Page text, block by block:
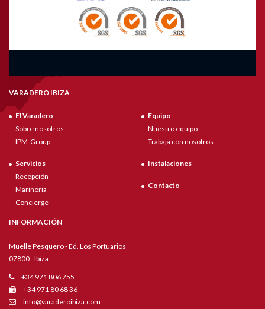
VARADERO IBIZA
El Varadero
Sobre nosotros
IPM-Group
Servicios
Recepción
Marineria
Concierge
Equipo
Nuestro equipo
Trabaja con nosotros
Instalaciones
Contacto
INFORMACIÓN
Muelle Pesquero - Ed. Los Portuarios
07800 - Ibiza
+34 971 806 755
+34 971 80 68 36
info@varaderoibiza.com